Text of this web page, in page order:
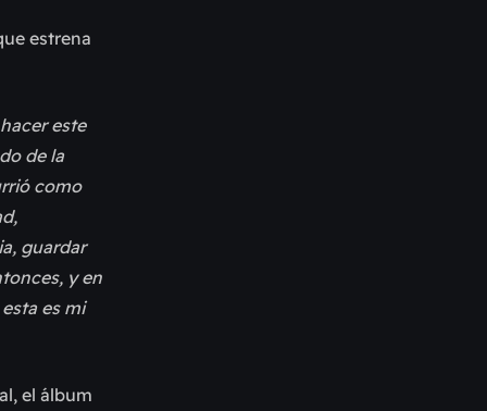
estrena
este
de la
como
guardar
y en
es mi
el álbum